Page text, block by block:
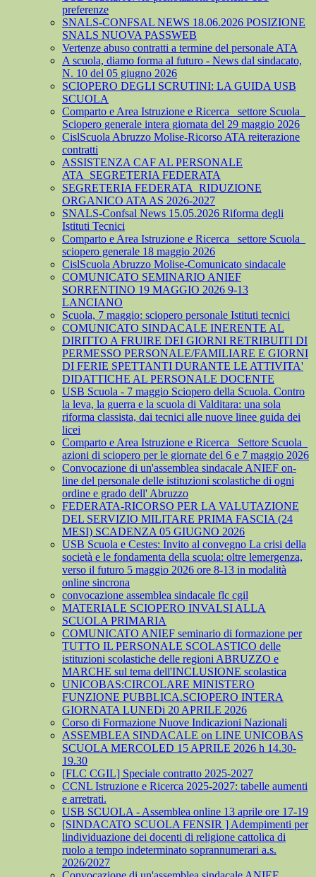
preferenze
SNALS-CONFSAL NEWS 18.06.2026 POSIZIONE
SNALS NUOVA PASSWEB
Vertenze abuso contratti a termine del personale ATA
A scuola, diamo forma al futuro - News dal sindacato,
N. 10 del 05 giugno 2026
SCIOPERO DEGLI SCRUTINI: LA GUIDA USB
SCUOLA
Comparto e Area Istruzione e Ricerca_ settore Scuola_
Sciopero generale intera giornata del 29 maggio 2026
CislScuola Abruzzo Molise-Ricorso ATA reiterazione
contratti
ASSISTENZA CAF AL PERSONALE
ATA_SEGRETERIA FEDERATA
SEGRETERIA FEDERATA_RIDUZIONE
ORGANICO ATA AS 2026-2027
SNALS-Confsal News 15.05.2026 Riforma degli
Istituti Tecnici
Comparto e Area Istruzione e Ricerca_ settore Scuola_
sciopero generale 18 maggio 2026
CislScuola Abruzzo Molise-Comunicato sindacale
COMUNICATO SEMINARIO ANIEF
SORRENTINO 19 MAGGIO 2026 9-13
LANCIANO
Scuola, 7 maggio: sciopero personale Istituti tecnici
COMUNICATO SINDACALE INERENTE AL
DIRITTO A FRUIRE DEI GIORNI RETRIBUITI DI
PERMESSO PERSONALE/FAMILIARE E GIORNI
DI FERIE SPETTANTI DURANTE LE ATTIVITA'
DIDATTICHE AL PERSONALE DOCENTE
USB Scuola - 7 maggio Sciopero della Scuola. Contro
la leva, la guerra e la scuola di Valditara: una sola
riforma classista, dai tecnici alle nuove linee guida dei
licei
Comparto e Area Istruzione e Ricerca_ Settore Scuola_
azioni di sciopero per le giornate del 6 e 7 maggio 2026
Convocazione di un'assemblea sindacale ANIEF on-
line del personale delle istituzioni scolastiche di ogni
ordine e grado dell' Abruzzo
FEDERATA-RICORSO PER LA VALUTAZIONE
DEL SERVIZIO MILITARE PRIMA FASCIA (24
MESI) SCADENZA 05 GIUGNO 2026
USB Scuola e Cestes: Invito al convegno La crisi della
società e le fondamenta della scuola: oltre lemergenza,
verso il futuro 5 maggio 2026 ore 8-13 in modalità
online sincrona
convocazione assemblea sindacale flc cgil
MATERIALE SCIOPERO INVALSI ALLA
SCUOLA PRIMARIA
COMUNICATO ANIEF seminario di formazione per
TUTTO IL PERSONALE SCOLASTICO delle
istituzioni scolastiche delle regioni ABRUZZO e
MARCHE sul tema dell'INCLUSIONE scolastica
UNICOBAS:CIRCOLARE MINISTERO
FUNZIONE PUBBLICA.SCIOPERO INTERA
GIORNATA LUNEDi 20 APRILE 2026
Corso di Formazione Nuove Indicazioni Nazionali
ASSEMBLEA SINDACALE on LINE UNICOBAS
SCUOLA MERCOLED 15 APRILE 2026 h 14.30-
19.30
[FLC CGIL] Speciale contratto 2025-2027
CCNL Istruzione e Ricerca 2025-2027: tabelle aumenti
e arretrati.
USB SCUOLA - Assemblea online 13 aprile ore 17-19
[SINDACATO SCUOLA FENSIR ] Adempimenti per
lindividuazione dei docenti di religione cattolica di
ruolo a tempo indeterminato soprannumerari a.s.
2026/2027